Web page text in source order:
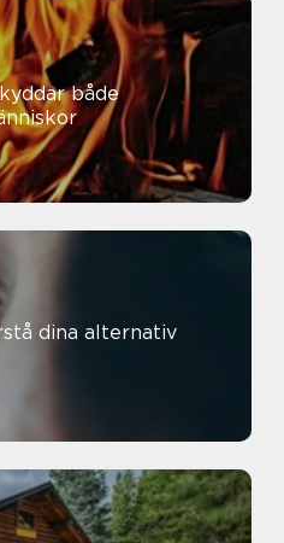
både
dina alternativ